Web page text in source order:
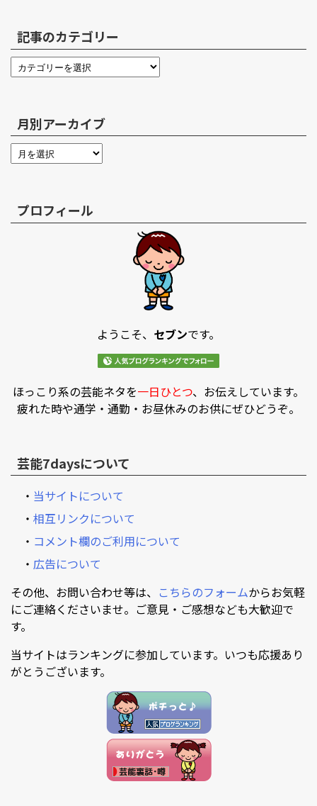
記事のカテゴリー
月別アーカイブ
プロフィール
ようこそ、 セブンです。
ほっこり系の芸能ネタを一日ひとつ、お伝えしています。
疲れた時や通学・通勤・お昼休みのお供にぜひどうぞ。
芸能7daysについて
・ 当サイトについて
・ 相互リンクについて
・ コメント欄のご利用について
・ 広告について
その他、お問い合わせ等は、 こちらのフォームからお気軽
にご連絡くださいませ。ご意見・ご感想なども大歓迎で
す。
当サイトはランキングに参加しています。いつも応援あり
がとうございます。